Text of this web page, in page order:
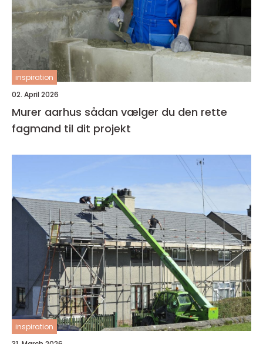
inspiration
02. April 2026
Murer aarhus sådan vælger du den rette
fagmand til dit projekt
inspiration